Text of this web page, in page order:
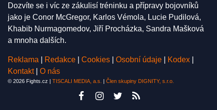
Dozvíte se i víc ze zákulisí tréninku a přípravy bojovníků
jako je Conor McGregor, Karlos Vémola, Lucie Pudilová,
Khabib Nurmagomedov, Jiří Procházka, Sandra Mašková
a mnoha dalších.
Reklama Redakce Cookies Osobní údaje Kodex
Kontakt
O nás
© 2026 Fights.cz | TISCALI MEDIA, a.s. | Člen skupiny DIGNITY, s.r.o.